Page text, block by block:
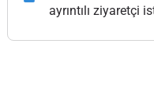
ayrıntılı ziyaretçi